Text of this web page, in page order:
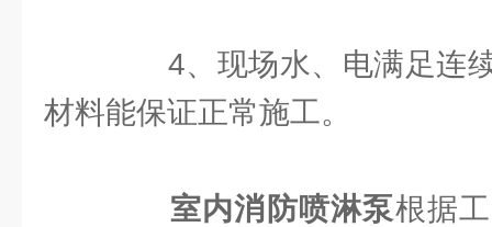
4、现场水、电满足连续
材料能保证正常施工。
室内消防喷淋泵根据